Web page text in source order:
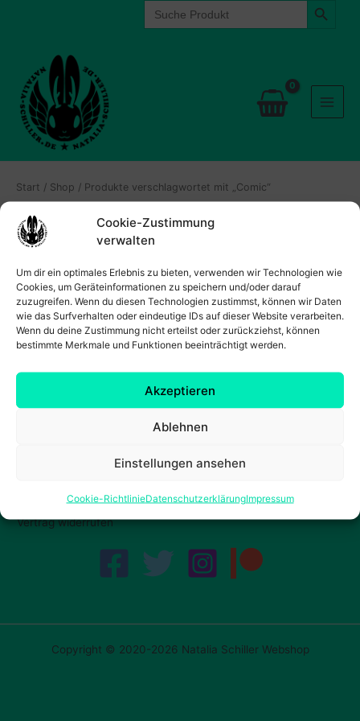
Cookie-Zustimmung
verwalten
Um dir ein optimales Erlebnis zu bieten, verwenden wir Technologien wie
Cookies, um Geräteinformationen zu speichern und/oder darauf
zuzugreifen. Wenn du diesen Technologien zustimmst, können wir Daten
wie das Surfverhalten oder eindeutige IDs auf dieser Website verarbeiten.
Wenn du deine Zustimmung nicht erteilst oder zurückziehst, können
bestimmte Merkmale und Funktionen beeinträchtigt werden.
Akzeptieren
Ablehnen
Einstellungen ansehen
Cookie-RichtlinieDatenschutzerklärungImpressum
Search
for:
Start / Shop / Produkte verschlagwortet mit „Comic“
Es wurden keine Produkte gefunden, die deiner
Auswahl entsprechen.
Vertrag widerrufen
Copyright © 2020-2026 Natalia Schiller Webshop